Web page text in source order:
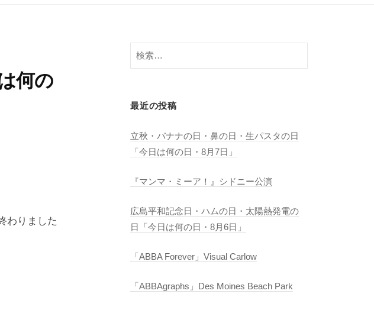
何の
わりました
検
索:
最近の投稿
立秋・バナナの日・鼻の日・生パスタの日
「今日は何の日・8月7日」
『マンマ・ミーア！』シドニー公演
広島平和記念日・ハムの日・太陽熱発電の
日「今日は何の日・8月6日」
「ABBA Forever」Visual Carlow
「ABBAgraphs」Des Moines Beach Park